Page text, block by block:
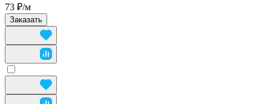
73 ₽/м
Заказать